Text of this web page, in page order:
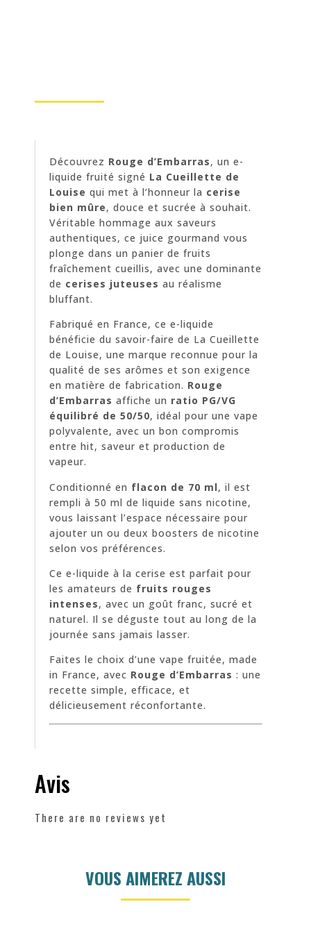
Découvrez Rouge d’Embarras, un e-
liquide fruité signé La Cueillette de
Louise qui met à l’honneur la cerise
bien mûre, douce et sucrée à souhait.
Véritable hommage aux saveurs
authentiques, ce juice gourmand vous
plonge dans un panier de fruits
fraîchement cueillis, avec une dominante
de cerises juteuses au réalisme
bluffant.
Fabriqué en France, ce e-liquide
bénéficie du savoir-faire de La Cueillette
de Louise, une marque reconnue pour la
qualité de ses arômes et son exigence
en matière de fabrication. Rouge
d’Embarras affiche un ratio PG/VG
équilibré de 50/50, idéal pour une vape
polyvalente, avec un bon compromis
entre hit, saveur et production de
vapeur.
Conditionné en flacon de 70 ml, il est
rempli à 50 ml de liquide sans nicotine,
vous laissant l’espace nécessaire pour
ajouter un ou deux boosters de nicotine
selon vos préférences.
Ce e-liquide à la cerise est parfait pour
les amateurs de fruits rouges
intenses, avec un goût franc, sucré et
naturel. Il se déguste tout au long de la
journée sans jamais lasser.
Faites le choix d’une vape fruitée, made
in France, avec Rouge d’Embarras : une
recette simple, efficace, et
délicieusement réconfortante.
Avis
There are no reviews yet
VOUS AIMEREZ AUSSI